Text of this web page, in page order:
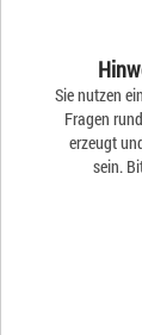
Sie nutzen
Fragen
erzeugt
sein.